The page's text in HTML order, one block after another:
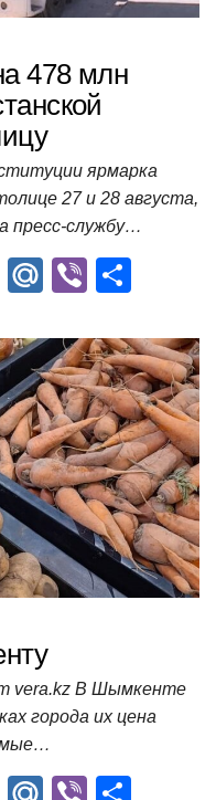
478 млн
ярмарка
27 и 28 августа,
пресс-службу…
T
e
gr
a
m
M
.R
u
Vi
er п
р
а
в
и
т
ь
vera.kz В Шымкенте
города их цена